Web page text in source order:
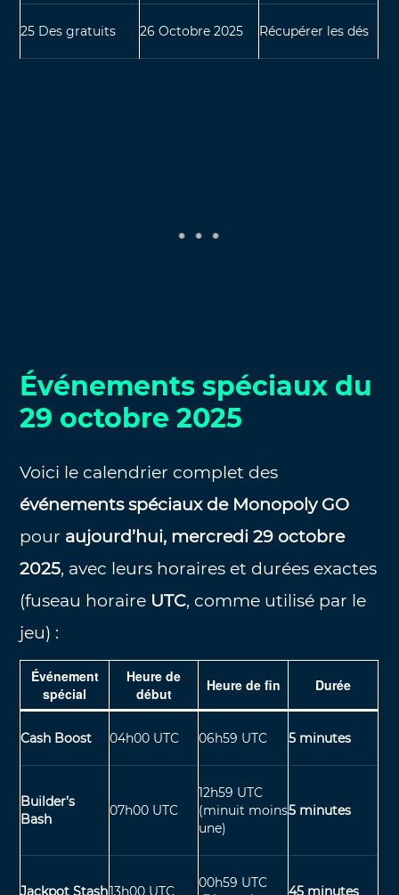
25 Des gratuits 26 Octobre 2025 Récupérer les dés
Événements spéciaux du
29 octobre 2025
Voici le calendrier complet des
événements spéciaux de Monopoly GO
pour aujourd’hui, mercredi 29 octobre
2025, avec leurs horaires et durées exactes
(fuseau horaire UTC, comme utilisé par le
jeu) :
Événement
spécial
Heure de
début
Heure de fin Durée
Cash Boost 04h00 UTC 06h59 UTC 5 minutes
Builder’s
Bash
07h00 UTC
12h59 UTC
(minuit moins
une)
5 minutes
Jackpot Stash13h00 UTC
00h59 UTC
45 minutes